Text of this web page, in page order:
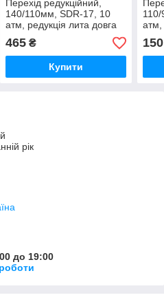
Перехід редукційний,
140/110мм, SDR-17, 10
атм, редукція лита довга
для ПЕ труб для
водопровідних та газових
труб
465₴
Купити
атм,
для
труб
150
рік
до 19:00